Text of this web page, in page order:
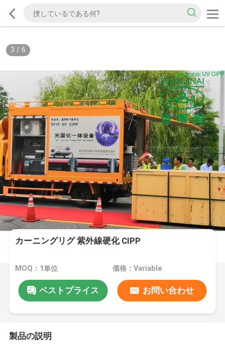
3 / 6
カーニングリグ 紫外線硬化 CIPP
MOQ：1単位 価格：Variable
ベストプライス お問い合わせ
製品の説明